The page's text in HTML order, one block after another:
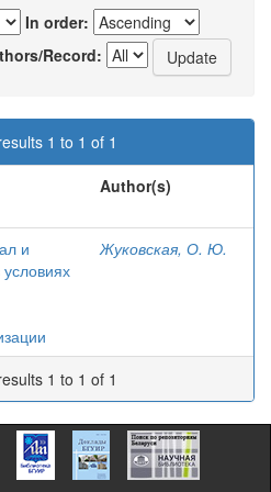
In order:
Record:
1 to 1 of 1
Author(s)
и
Жуковская, О. Ю.
1 to 1 of 1